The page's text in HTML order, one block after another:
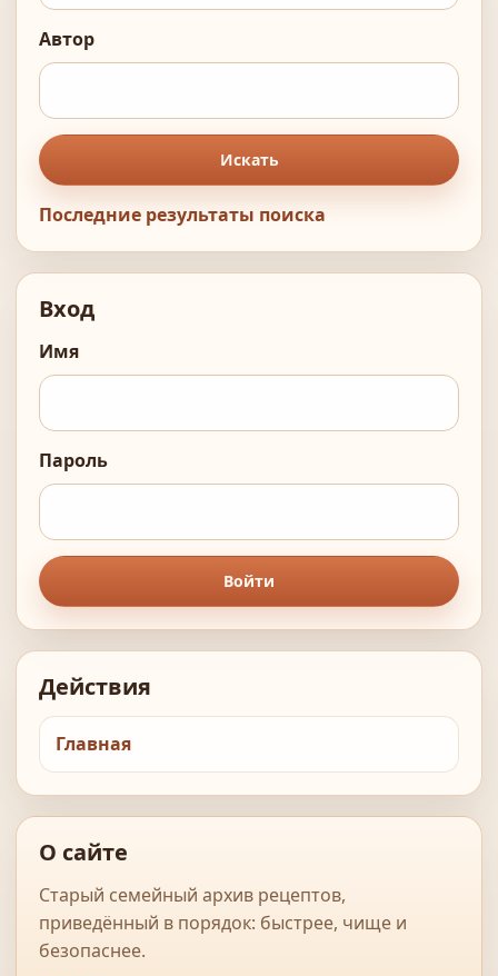
Автор
Искать
Последние результаты поиска
Вход
Имя
Пароль
Войти
Действия
Главная
О сайте
Старый семейный архив рецептов,
приведённый в порядок: быстрее, чище и
безопаснее.